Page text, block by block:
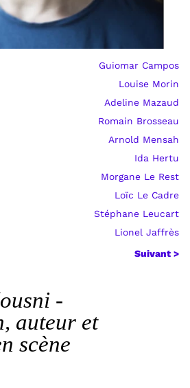
Guiomar Campos
Louise Morin
Adeline Mazaud
Romain Brosseau
Arnold Mensah
Ida Hertu
Morgane Le Rest
Loïc Le Cadre
Stéphane Leucart
Lionel Jaffrès
Suivant >
-
auteur et
scène